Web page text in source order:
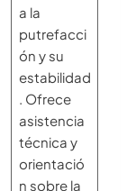
a la
putrefacci
ón y su
estabilidad
. Ofrece
asistencia
técnica y
orientació
n sobre la